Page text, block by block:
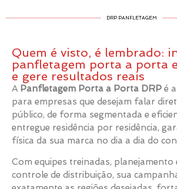
DRP PANFLETAGEM
Quem é visto, é lembrado:
panfletagem porta a porta
e gere resultados reais
A Panfletagem Porta a Porta DRP é
para empresas que desejam falar
público, de forma segmentada e
entregue residência por residência,
física da sua marca no dia a dia do
Com equipes treinadas, planejamento
controle de distribuição, sua